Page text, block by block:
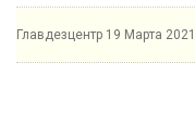
Главдезцентр 19 Марта